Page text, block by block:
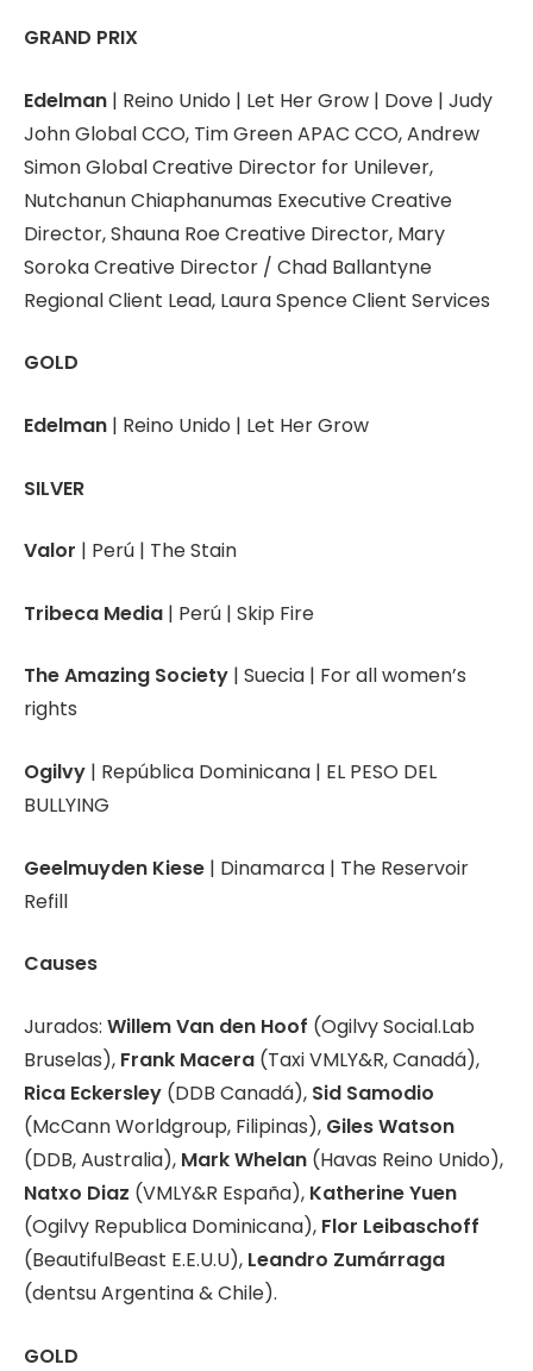
GRAND PRIX
Edelman | Reino Unido | Let Her Grow | Dove | Judy
John Global CCO, Tim Green APAC CCO, Andrew
Simon Global Creative Director for Unilever,
Nutchanun Chiaphanumas Executive Creative
Director, Shauna Roe Creative Director, Mary
Soroka Creative Director / Chad Ballantyne
Regional Client Lead, Laura Spence Client Services
GOLD
Edelman | Reino Unido | Let Her Grow
SILVER
Valor | Perú | The Stain
Tribeca Media | Perú | Skip Fire
The Amazing Society | Suecia | For all women’s
rights
Ogilvy | República Dominicana | EL PESO DEL
BULLYING
Geelmuyden Kiese | Dinamarca | The Reservoir
Refill
Causes
Jurados: Willem Van den Hoof (Ogilvy Social.Lab
Bruselas), Frank Macera (Taxi VMLY&R, Canadá),
Rica Eckersley (DDB Canadá), Sid Samodio
(McCann Worldgroup, Filipinas), Giles Watson
(DDB, Australia), Mark Whelan (Havas Reino Unido),
Natxo Diaz (VMLY&R España), Katherine Yuen
(Ogilvy Republica Dominicana), Flor Leibaschoff
(BeautifulBeast E.E.U.U), Leandro Zumárraga
(dentsu Argentina & Chile).
GOLD